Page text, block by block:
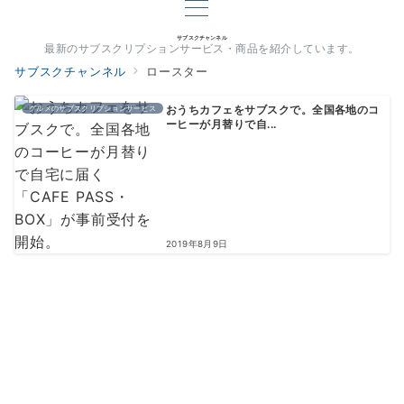
サブスクチャンネル
最新のサブスクリプションサービス・商品を紹介しています。
サブスクチャンネル ロースター
グルメのサブスクリプションサービス
おうちカフェをサブスクで。全国各地のコ
ーヒーが月替りで自...
2019年8月9日